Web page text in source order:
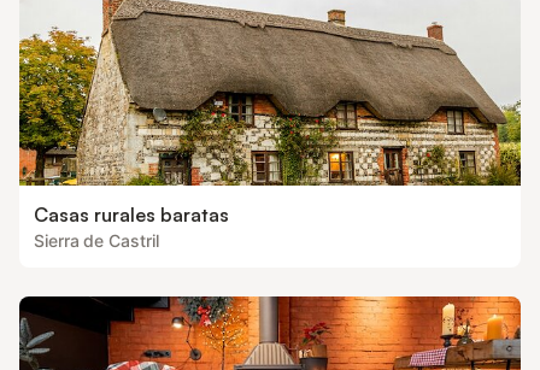
Casas rurales baratas
Sierra de Castril